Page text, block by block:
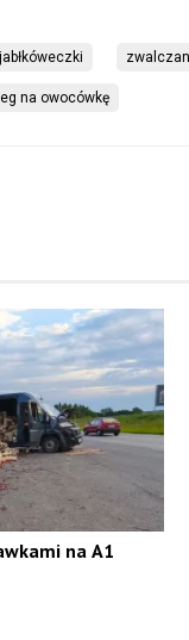
na owocówkę
na A1